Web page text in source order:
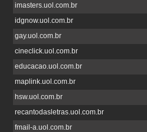
imasters.uol.com.br
idgnow.uol.com.br
gay.uol.com.br
cineclick.uol.com.br
educacao.uol.com.br
maplink.uol.com.br
hsw.uol.com.br
recantodasletras.uol.com.br
fmail-a.uol.com.br